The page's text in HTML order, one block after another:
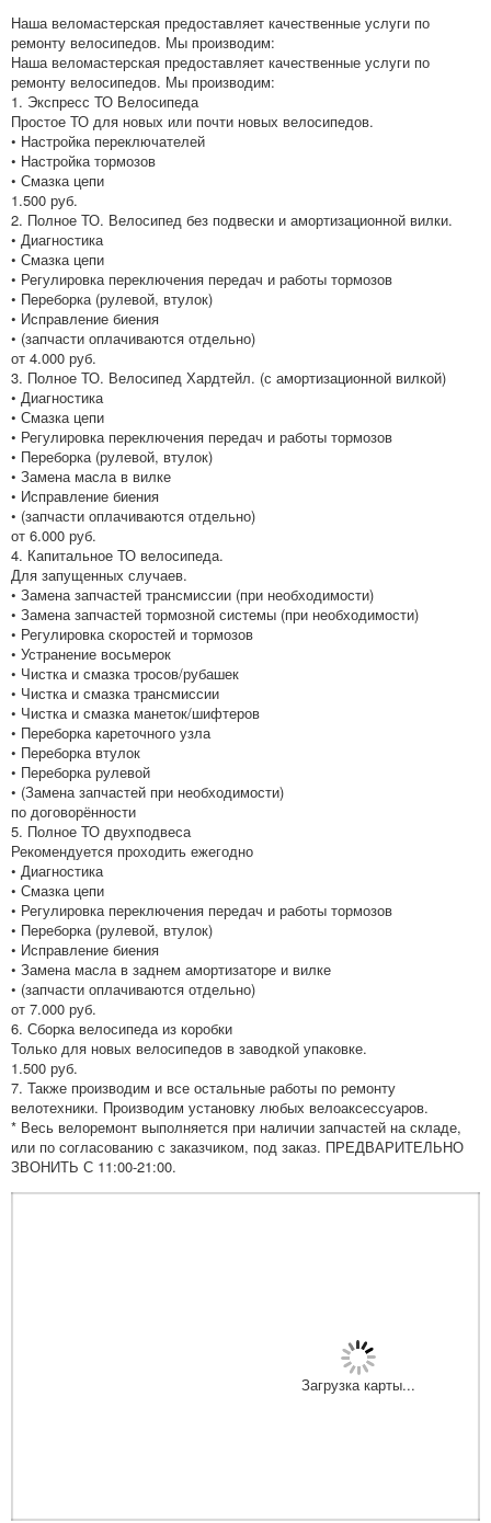
Наша веломастерская предоставляет качественные услуги по
ремонту велосипедов. Мы производим:
Наша веломастерская предоставляет качественные услуги по
ремонту велосипедов. Мы производим:
1. Экспресс ТО Велосипеда
Простое ТО для новых или почти новых велосипедов.
• Настройка переключателей
• Настройка тормозов
• Смазка цепи
1.500 руб.
2. Полное ТО. Велосипед без подвески и амортизационной вилки.
• Диагностика
• Смазка цепи
• Регулировка переключения передач и работы тормозов
• Переборка (рулевой, втулок)
• Исправление биения
• (запчасти оплачиваются отдельно)
от 4.000 руб.
3. Полное ТО. Велосипед Хардтейл. (с амортизационной вилкой)
• Диагностика
• Смазка цепи
• Регулировка переключения передач и работы тормозов
• Переборка (рулевой, втулок)
• Замена масла в вилке
• Исправление биения
• (запчасти оплачиваются отдельно)
от 6.000 руб.
4. Капитальное ТО велосипеда.
Для запущенных случаев.
• Замена запчастей трансмиссии (при необходимости)
• Замена запчастей тормозной системы (при необходимости)
• Регулировка скоростей и тормозов
• Устранение восьмерок
• Чистка и смазка тросов/рубашек
• Чистка и смазка трансмиссии
• Чистка и смазка манеток/шифтеров
• Переборка кареточного узла
• Переборка втулок
• Переборка рулевой
• (Замена запчастей при необходимости)
по договорённости
5. Полное ТО двухподвеса
Рекомендуется проходить ежегодно
• Диагностика
• Смазка цепи
• Регулировка переключения передач и работы тормозов
• Переборка (рулевой, втулок)
• Исправление биения
• Замена масла в заднем амортизаторе и вилке
• (запчасти оплачиваются отдельно)
от 7.000 руб.
6. Сборка велосипеда из коробки
Только для новых велосипедов в заводкой упаковке.
1.500 руб.
7. Также производим и все остальные работы по ремонту
велотехники. Производим установку любых велоаксессуаров.
* Весь велоремонт выполняется при наличии запчастей на складе,
или по согласованию с заказчиком, под заказ. ПРЕДВАРИТЕЛЬНО
ЗВОНИТЬ С 11:00-21:00.
Загрузка карты...